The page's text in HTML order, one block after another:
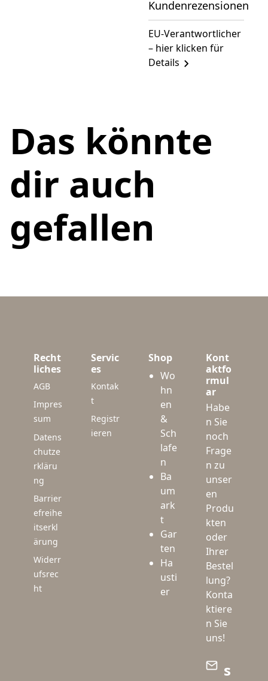
Kundenrezensionen
EU-Verantwortlicher
– hier klicken für
Details
Das könnte
dir auch
gefallen
Recht
liches
AGB
Impres
sum
Datens
chutze
rkläru
ng
Barrier
efreihe
itserkl
ärung
Widerr
ufsrec
ht
Servic
es
Kontak
t
Registr
ieren
Shop
Wo
hn
en
&
Sch
lafe
n
Ba
um
ark
t
Gar
ten
Ha
usti
er
Kont
aktfo
rmul
ar
Habe
n Sie
noch
Frage
n zu
unser
en
Produ
kten
oder
Ihrer
Bestel
lung?
Konta
ktiere
n Sie
uns!
s